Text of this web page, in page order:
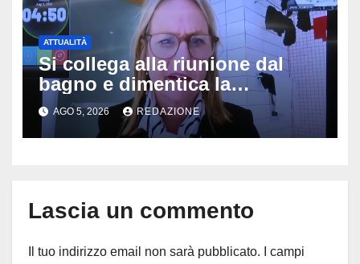
ATTUALITÀ
Si collega alla riunione dal
bagno e dimentica la
telecamera accesa: tutti
vedono il bucato, il video
diventa virale
AGO 5, 2026 REDAZIONE
Lascia un commento
Il tuo indirizzo email non sarà pubblicato.
I campi